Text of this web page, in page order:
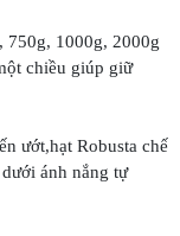
750g, 1000g, 2000g
chiều giúp giữ
ướt,hạt Robusta chế
ánh nắng tự